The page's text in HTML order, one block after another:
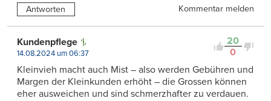
Antworten Kommentar melden
20
0
Kundenpflege
14.08.2024 um 06:37
Kleinvieh macht auch Mist – also werden Gebühren und
Margen der Kleinkunden erhöht – die Grossen können
eher ausweichen und sind schmerzhafter zu verdauen.